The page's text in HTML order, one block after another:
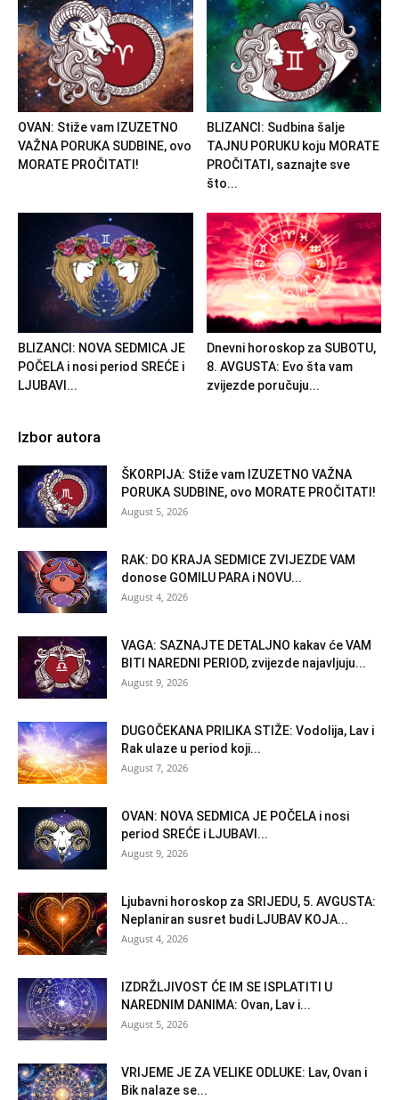
OVAN: Stiže vam IZUZETNO
VAŽNA PORUKA SUDBINE, ovo
MORATE PROČITATI!
BLIZANCI: Sudbina šalje
TAJNU PORUKU koju MORATE
PROČITATI, saznajte sve
što...
BLIZANCI: NOVA SEDMICA JE
POČELA i nosi period SREĆE i
LJUBAVI...
Dnevni horoskop za SUBOTU,
8. AVGUSTA: Evo šta vam
zvijezde poručuju...
Izbor autora
ŠKORPIJA: Stiže vam IZUZETNO VAŽNA
PORUKA SUDBINE, ovo MORATE PROČITATI!
August 5, 2026
RAK: DO KRAJA SEDMICE ZVIJEZDE VAM
donose GOMILU PARA i NOVU...
August 4, 2026
VAGA: SAZNAJTE DETALJNO kakav će VAM
BITI NAREDNI PERIOD, zvijezde najavljuju...
August 9, 2026
DUGOČEKANA PRILIKA STIŽE: Vodolija, Lav i
Rak ulaze u period koji...
August 7, 2026
OVAN: NOVA SEDMICA JE POČELA i nosi
period SREĆE i LJUBAVI...
August 9, 2026
Ljubavni horoskop za SRIJEDU, 5. AVGUSTA:
Neplaniran susret budi LJUBAV KOJA...
August 4, 2026
IZDRŽLJIVOST ĆE IM SE ISPLATITI U
NAREDNIM DANIMA: Ovan, Lav i...
August 5, 2026
VRIJEME JE ZA VELIKE ODLUKE: Lav, Ovan i
Bik nalaze se...